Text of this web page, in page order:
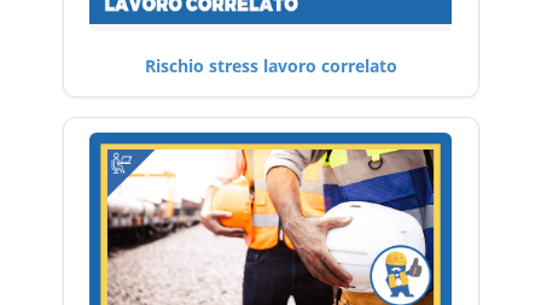
Rischio stress lavoro correlato